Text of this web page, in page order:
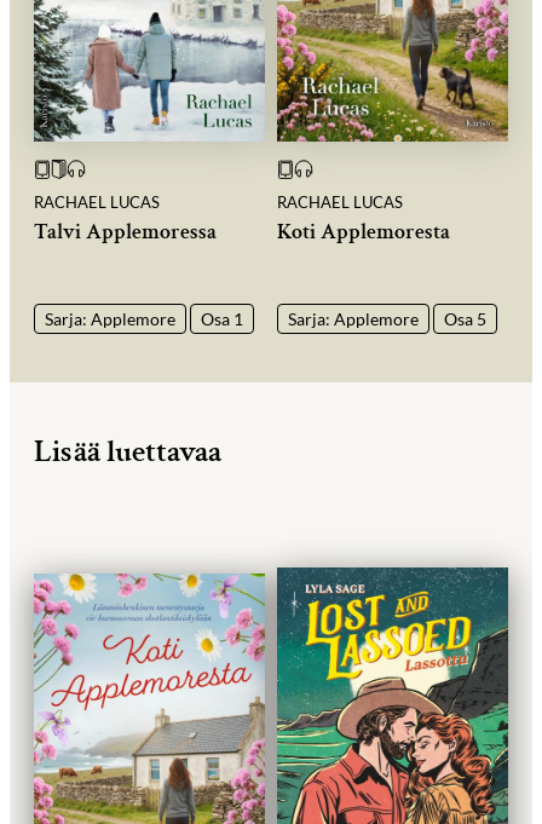
RACHAEL LUCAS
Talvi Applemoressa
Sarja: Applemore Osa 1
RACHAEL LUCAS
Koti Applemoresta
Sarja: Applemore Osa 5
Lisää luettavaa